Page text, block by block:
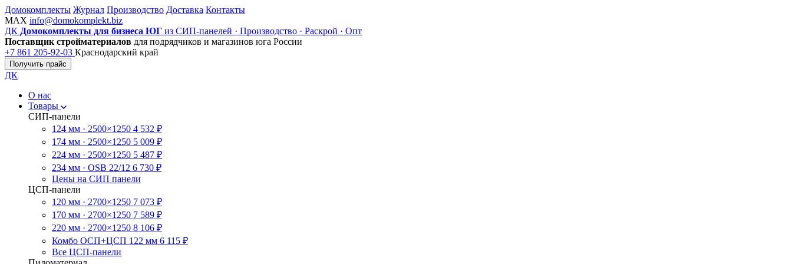
Домокомплекты Журнал Производство Доставка Контакты
MAX info@domokomplekt.biz
ДК Домокомплекты для бизнеса ЮГ из СИП-панелей · Производство · Раскрой · Опт
Поставщик стройматериалов для подрядчиков и магазинов юга России
+7 861 205-92-03 Краснодарский край
Получить прайс
ДК
О нас
Товары
СИП-панели
124 мм · 2500×1250 4 532 ₽
174 мм · 2500×1250 5 009 ₽
224 мм · 2500×1250 5 487 ₽
234 мм · OSB 22/12 6 730 ₽
Цены на СИП панели
ЦСП-панели
120 мм · 2700×1250 7 073 ₽
170 мм · 2700×1250 7 589 ₽
220 мм · 2700×1250 8 106 ₽
Комбо ОСП+ЦСП 122 мм 6 115 ₽
Все ЦСП-панели